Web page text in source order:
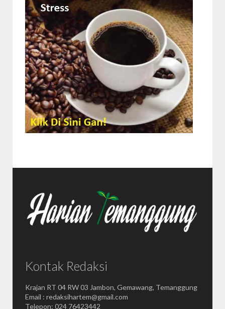
Kontak Redaksi
Krajan RT 04 RW 03 Jambon, Gemawang, Temanggung
Email : redaksihartem@gmail.com
Telepon: 024 76423442